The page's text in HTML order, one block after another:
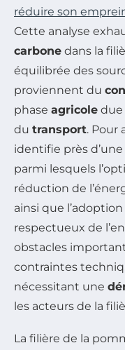
réduire son
Cette analyse
carbone dans la
équilibrée des
proviennent du
phase agricole due
du transport. Pour
identifie près
parmi lesquels
réduction de
ainsi que
respectueux de
obstacles
contraintes
nécessitant une
les acteurs de la
La filière de la